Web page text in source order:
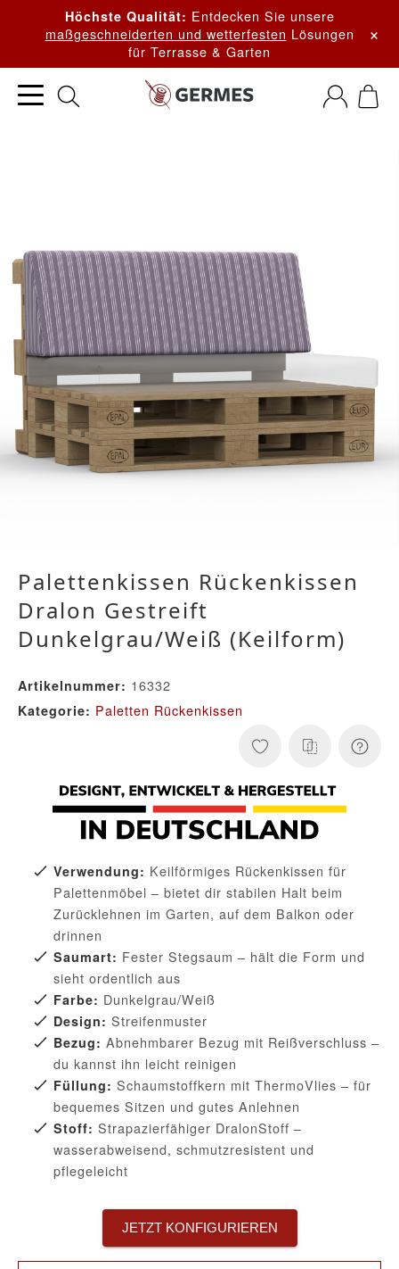
Höchste Qualität: Entdecken Sie unsere
maßgeschneiderten und wetterfesten Lösungen
für Terrasse & Garten
×
Palettenkissen Rückenkissen
Dralon Gestreift
Dunkelgrau/Weiß (Keilform)
Artikelnummer: 16332
Kategorie: Paletten Rückenkissen
Verwendung: Keilförmiges Rückenkissen für
Palettenmöbel – bietet dir stabilen Halt beim
Zurücklehnen im Garten, auf dem Balkon oder
drinnen
Saumart: Fester Stegsaum – hält die Form und
sieht ordentlich aus
Farbe: Dunkelgrau/Weiß
Design: Streifenmuster
Bezug: Abnehmbarer Bezug mit Reißverschluss –
du kannst ihn leicht reinigen
Füllung: Schaumstoffkern mit ThermoVlies – für
bequemes Sitzen und gutes Anlehnen
Stoff: Strapazierfähiger DralonStoff –
wasserabweisend, schmutzresistent und
pflegeleicht
JETZT KONFIGURIEREN